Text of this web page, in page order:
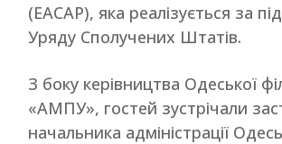
(ЕАСАР), яка реалізується за
Уряду Сполучених Штатів.
З боку керівництва Одеської
«АМПУ», гостей зустрічали
начальника адміністрації